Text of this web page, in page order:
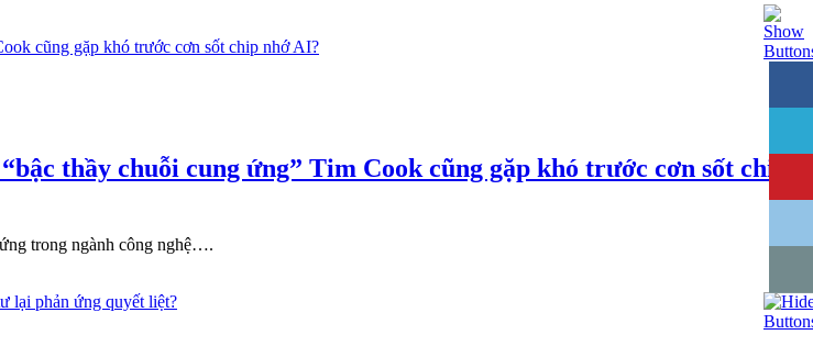
thầy chuỗi cung ứng” Tim Cook cũng gặp khó trước cơn sốt chip
trong ngành công nghệ….